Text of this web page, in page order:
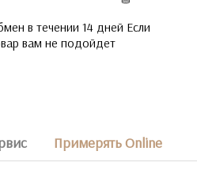
в течении 14 дней Если
вам не подойдет
Примерять Online